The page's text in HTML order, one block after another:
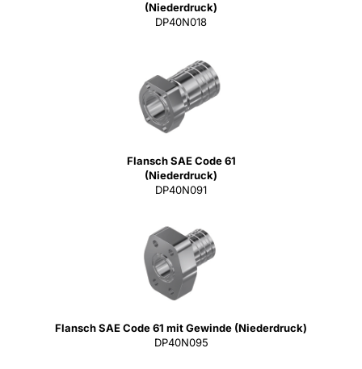
(Niederdruck)
DP40N018
Flansch SAE Code 61
(Niederdruck)
DP40N091
Flansch SAE Code 61 mit Gewinde (Niederdruck)
DP40N095